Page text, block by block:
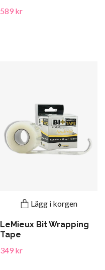
589 kr
Lägg i korgen
LeMieux Bit Wrapping
Tape
349 kr